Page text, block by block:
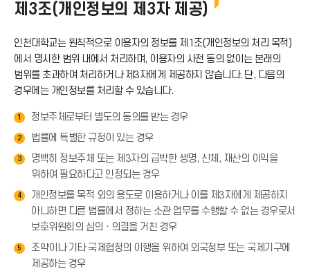
가
기
콘
제3조(개인정보의 제3자 제공)
인천대학교는 원칙적으로 이용자의 정보를 제1조(개인정보의 처리 목적)
에서 명시한 범위 내에서 처리하며, 이용자의 사전 동의 없이는 본래의
범위를 초과하여 처리하거나 제3자에게 제공하지 않습니다. 단, 다음의
경우에는 개인정보를 처리할 수 있습니다.
1 정보주체로부터 별도의 동의를 받는 경우
2 법률에 특별한 규정이 있는 경우
3
명백히 정보주체 또는 제3자의 급박한 생명, 신체, 재산의 이익을
위하여 필요하다고 인정되는 경우
4
개인정보를 목적 외의 용도로 이용하거나 이를 제3자에게 제공하지
아니하면 다른 법률에서 정하는 소관 업무를 수행할 수 없는 경우로서
보호위원회의 심의ㆍ의결을 거친 경우
5
조약이나 기타 국제협정의 이행을 위하여 외국정부 또는 국제기구에
제공하는 경우